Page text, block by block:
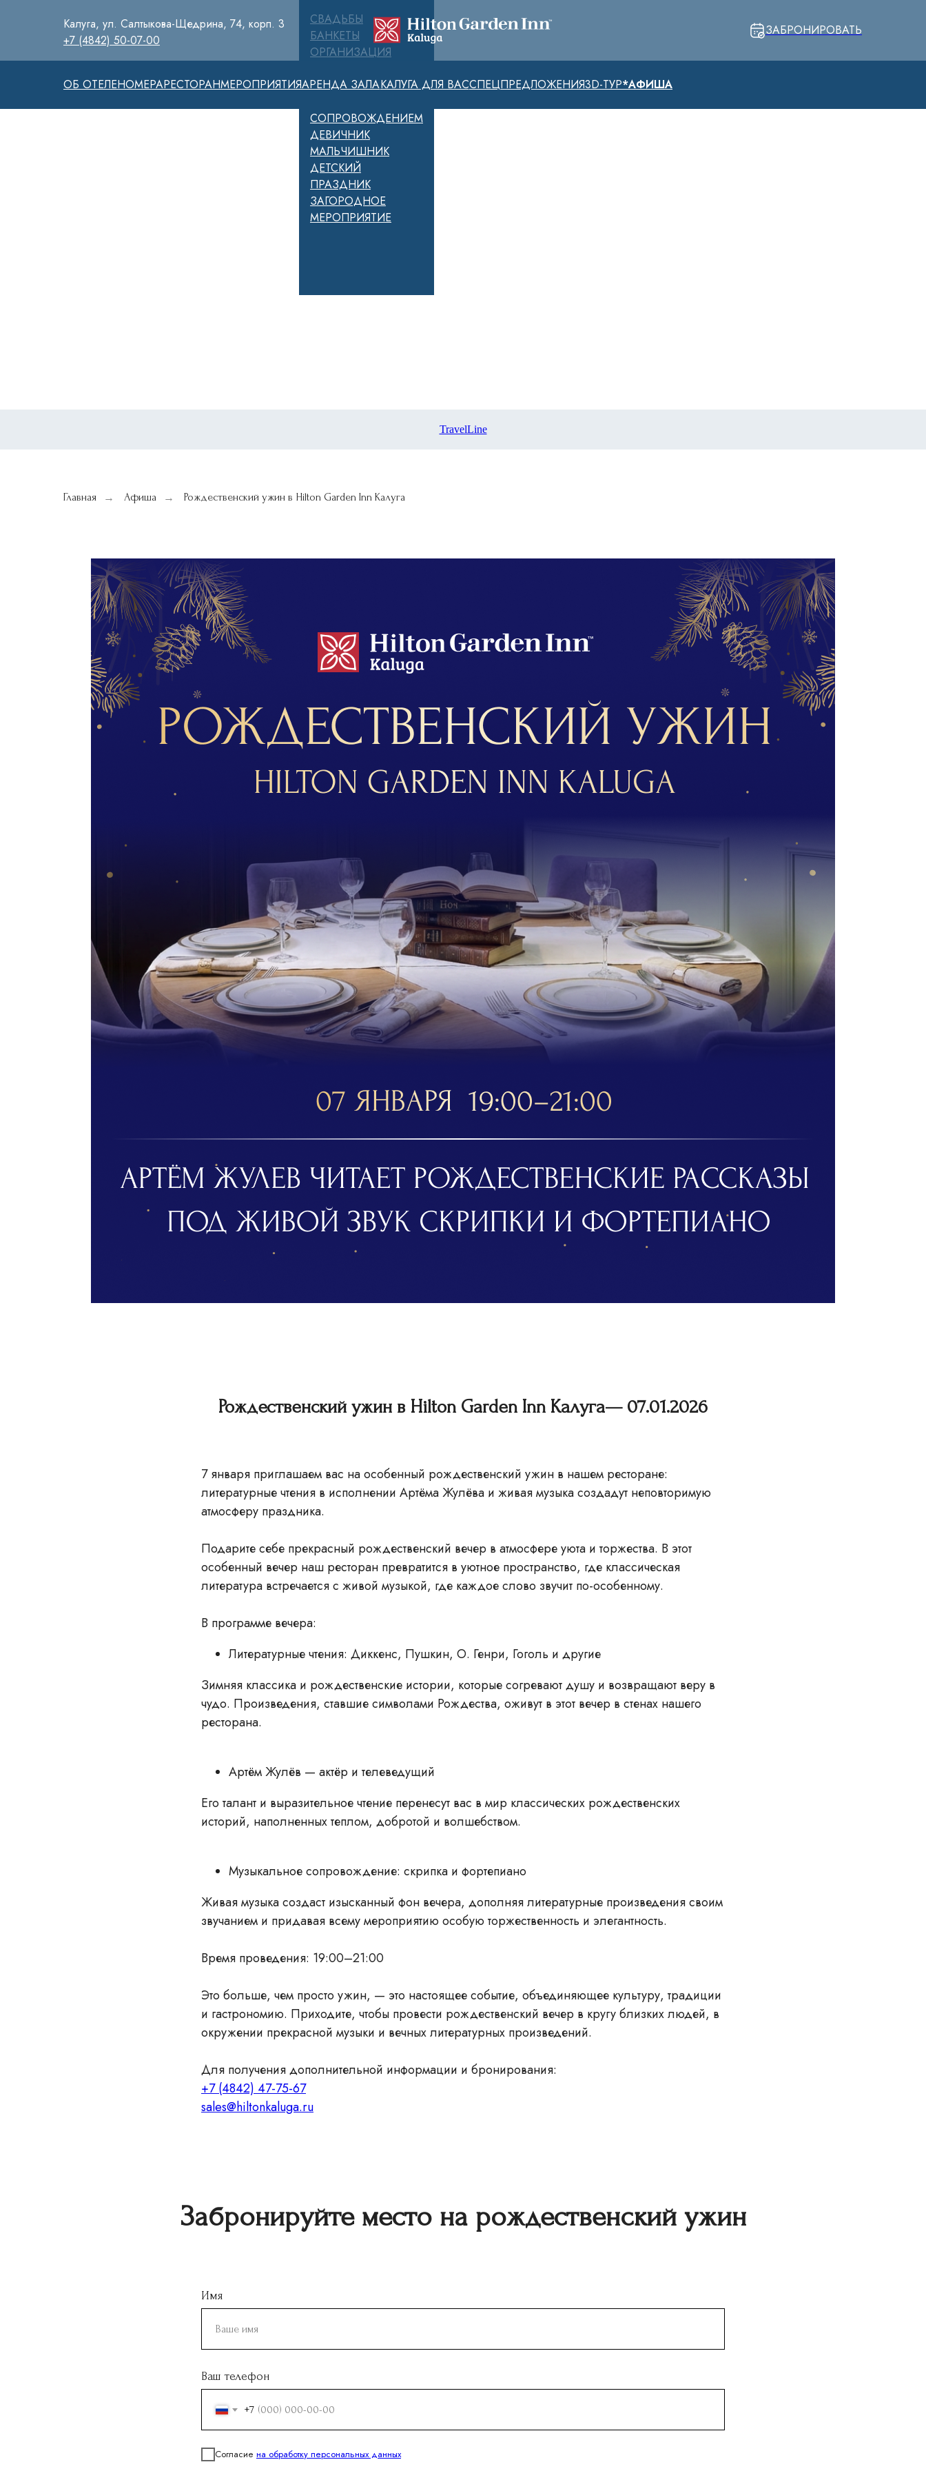
ОБ ОТЕЛЕНОМЕРАРЕСТОРАНМЕРОПРИЯТИЯАРЕНДА ЗАЛАКАЛУГА ДЛЯ ВАССПЕЦПРЕДЛОЖЕНИЯ3D-ТУР*АФИША
+7 (4842) 50-07-00
Калуга, ул. Салтыкова-Щедрина, 74, корп. 3 ЗАБРОНИРОВАТЬ
СВАДЬБЫ
БАНКЕТЫ
ОРГАНИЗАЦИЯ
«ПОД КЛЮЧ» С
СОПРОВОЖДЕНИЕМ
ДЕВИЧНИК
МАЛЬЧИШНИК
ДЕТСКИЙ
ПРАЗДНИК
ЗАГОРОДНОЕ
МЕРОПРИЯТИЕ
TravelLine
Главная → Афиша → Рождественский ужин в Hilton Garden Inn Калуга
Рождественский ужин в Hilton Garden Inn Калуга— 07.01.2026
7 января приглашаем вас на особенный рождественский ужин в нашем ресторане:
литературные чтения в исполнении Артёма Жулёва и живая музыка создадут неповторимую
атмосферу праздника.
Подарите себе прекрасный рождественский вечер в атмосфере уюта и торжества. В этот
особенный вечер наш ресторан превратится в уютное пространство, где классическая
литература встречается с живой музыкой, где каждое слово звучит по-особенному.
В программе вечера:
Литературные чтения: Диккенс, Пушкин, О. Генри, Гоголь и другие
Зимняя классика и рождественские истории, которые согревают душу и возвращают веру в
чудо. Произведения, ставшие символами Рождества, оживут в этот вечер в стенах нашего
ресторана.
Артём Жулёв — актёр и телеведущий
Его талант и выразительное чтение перенесут вас в мир классических рождественских
историй, наполненных теплом, добротой и волшебством.
Музыкальное сопровождение: скрипка и фортепиано
Живая музыка создаст изысканный фон вечера, дополняя литературные произведения своим
звучанием и придавая всему мероприятию особую торжественность и элегантность.
Время проведения: 19:00–21:00
Это больше, чем просто ужин, — это настоящее событие, объединяющее культуру, традиции
и гастрономию. Приходите, чтобы провести рождественский вечер в кругу близких людей, в
окружении прекрасной музыки и вечных литературных произведений.
Для получения дополнительной информации и бронирования:
+7 (4842) 47-75-67
sales@hiltonkaluga.ru
Забронируйте место на рождественский ужин
Имя
Ваш телефон
+7
Согласие на обработку персональных данных